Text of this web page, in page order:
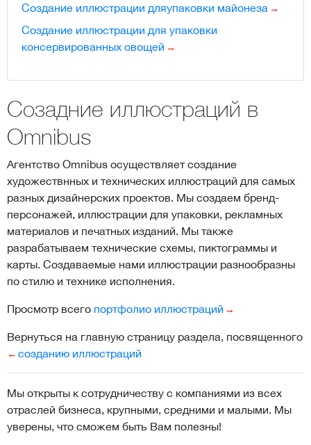
Создание иллюстрации дляупаковки майонеза
Создание иллюстрации для упаковки
консервированных овощей
Созадние иллюстраций в
Omnibus
Агентство Omnibus осуществляет создание
художествнных и технических иллюстраций для самых
разных дизайнерских проектов. Мы создаем бренд-
персонажей, иллюстрации для упаковки, рекламных
материалов и печатных изданий. Мы также
разрабатываем технические схемы, пиктограммы и
карты. Создаваемые нами иллюстрации разнообразны
по стилю и технике исполнения.
Просмотр всего портфолио иллюстраций
Вернуться на главную страницу раздела, посвященного
созданию иллюстраций
Мы открыты к сотрудничеству с компаниями из всех
отраслей бизнеса, крупными, средними и малыми. Мы
уверены, что сможем быть Вам полезны!